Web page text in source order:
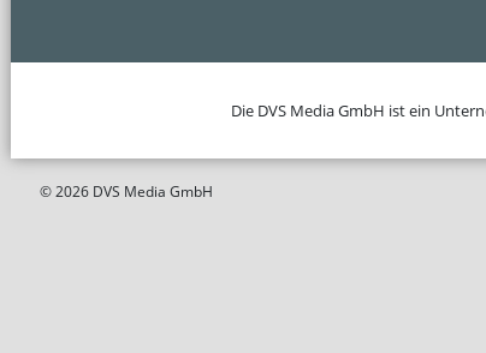
Die DVS Media GmbH ist ein
© 2026 DVS Media GmbH